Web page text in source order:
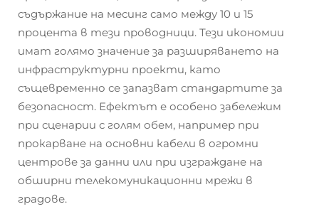
съдържание на месинг само между 10 и 15
процента в тези проводници. Тези икономии
имат голямо значение за разширяването на
инфраструктурни проекти, като
същевременно се запазват стандартите за
безопасност. Ефектът е особено забележим
при сценарии с голям обем, например при
прокарване на основни кабели в огромни
центрове за данни или при изграждане на
обширни телекомуникационни мрежи в
градове.